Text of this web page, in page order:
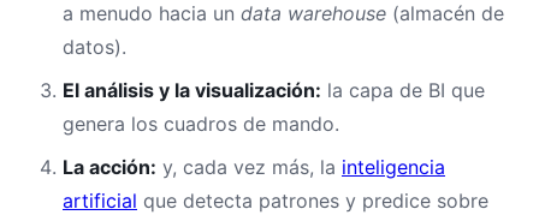
a menudo hacia un data warehouse (almacén de
datos).
El análisis y la visualización: la capa de BI que
genera los cuadros de mando.
La acción: y, cada vez más, la inteligencia
artificial que detecta patrones y predice sobre